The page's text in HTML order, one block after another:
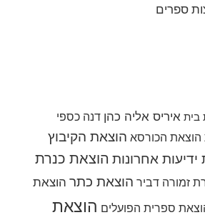
ספרים
בית איריס אליה כהן דנה כספי
הוצאת הכורסא הוצאת הקיבוץ
אחרונות הוצאת כנרת
זמורה דביר הוצאת כתר הוצאת
ספרית הפועלים הוצאת